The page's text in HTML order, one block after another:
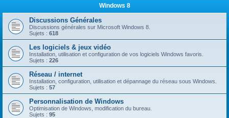
Windows 8
Discussions Générales
Discussions générales sur Microsoft Windows 8.
Sujets : 618
Les logiciels & jeux vidéo
Installation, utilisation et configuration de vos logiciels Windows favoris.
Sujets : 226
Réseau / internet
Installation, configuration, utilisation et dépannage du réseau sous Windows.
Sujets : 57
Personnalisation de Windows
Optimisation de Windows, modification du bureau.
Sujets : 95